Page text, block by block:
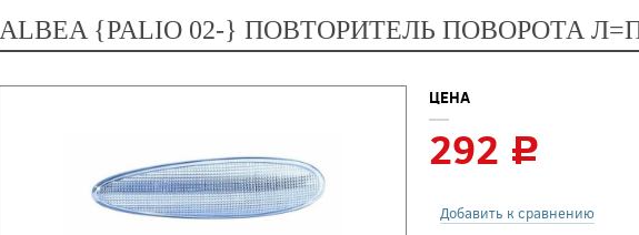
ALBEA {PALIO 02-} ПОВТОРИТЕЛЬ ПОВОРОТА Л=П
ЦЕНА
292 c
Добавить к сравнению